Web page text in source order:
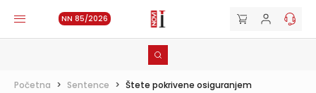
NN 85/2026
Početna > Sentence > Štete pokrivene osiguranjem